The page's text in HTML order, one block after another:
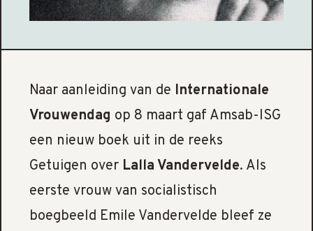
Naar aanleiding van de Internationale
Vrouwendag op 8 maart gaf Amsab-ISG
een nieuw boek uit in de reeks
Getuigen over Lalla Vandervelde. Als
eerste vrouw van socialistisch
boegbeeld Emile Vandervelde bleef ze